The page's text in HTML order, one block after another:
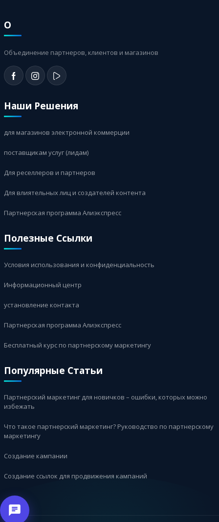
О
Объединение партнеров, клиентов и магазинов
Наши Решения
для магазинов электронной коммерции
поставщикам услуг (лидам)
Для реселлеров и партнеров
Для влиятельных лиц и создателей контента
Партнерская программа Алиэкспресс
Полезные Ссылки
Условия использования и конфиденциальность
Информационный центр
установление контакта
Партнерская программа Алиэкспресс
Бесплатный курс по партнерскому маркетингу
Популярные Статьи
Партнерский маркетинг для новичков – ошибки, которых можно
избежать
Что такое партнерский маркетинг? Руководство по партнерскому
маркетингу
Создание кампании
Создание ссылок для продвижения кампаний